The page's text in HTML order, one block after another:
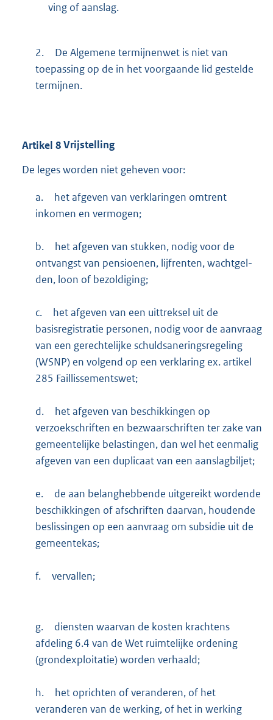
ving of aanslag.
2.
De Algemene termijnenwet is niet van
toepassing op de in het voorgaande lid gestelde
termijnen.
Artikel 8Vrijstelling
De leges worden niet gehe­ven voor:
a.
het afgeven van verklaringen omtrent
inkomen en vermogen;
b.
het afgeven van stukken, nodig voor de
ontvangst van pen­sioenen, lijfren­ten, wachtgel­
den, loon of bezoldi­ging;
c.
het afgeven van een uittreksel uit de
basisregistratie personen, nodig voor de aanvraag
van een gerechtelijke schuldsaneringsregeling
(WSNP) en volgend op een verklaring ex. artikel
285 Faillissementswet;
d.
het afgeven van beschikkingen op
verzoekschriften en be­zwaar­schriften ter zake van
gemeentelijke belastingen, dan wel het eenmalig
afge­ven van een duplicaat van een aanslag­biljet;
e.
de aan belanghebbende uitgereikt wordende
beschikkingen of afschriften daarvan, houdende
beslissingen op een aanvraag om sub­sidie uit de
gemeen­te­kas;
f. vervallen;
g.
diensten waarvan de kosten krachtens
afdeling 6.4 van de Wet ruimtelijke ordening
(grondexploitatie) worden verhaald;
h.
het oprichten of veranderen, of het
veranderen van de werking, of het in werking